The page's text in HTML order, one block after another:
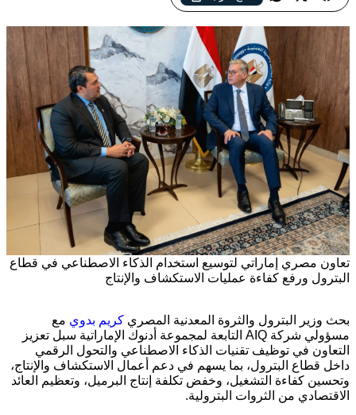
تعاون مصري إماراتي لتوسيع استخدام الذكاء الاصطناعي في قطاع
البترول ورفع كفاءة عمليات الاستكشاف والإنتاج
بحث وزير البترول والثروة المعدنية المصري كريم بدوي مع
مسؤولي شركة AIQ التابعة لمجموعة أدنوك الإماراتية سبل تعزيز
التعاون في توظيف تقنيات الذكاء الاصطناعي والتحول الرقمي
داخل قطاع البترول، بما يسهم في دعم أعمال الاستكشاف والإنتاج،
وتحسين كفاءة التشغيل، وخفض تكلفة إنتاج البرميل، وتعظيم العائد
الاقتصادي من الثروات البترولية.